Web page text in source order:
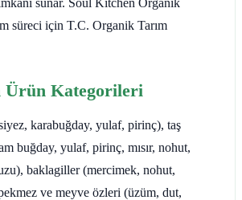
süreci için T.C. Organik Tarım
Ürün Kategorileri
karabuğday, yulaf, pirinç), taş
buğday, yulaf, pirinç, mısır, nohut,
baklagiller (mercimek, nohut,
ve meyve özleri (üzüm, dut,